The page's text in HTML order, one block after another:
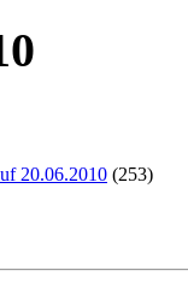
20.06.2010 (253)